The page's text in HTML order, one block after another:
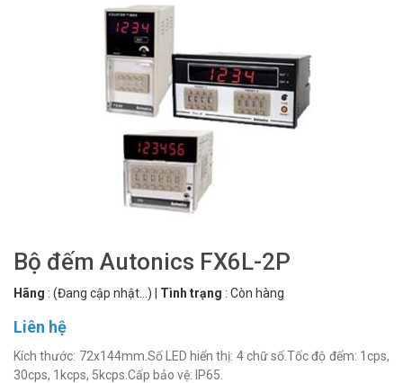
Bộ đếm Autonics FX6L-2P
Hãng : (Đang cập nhật...) Tình trạng : Còn hàng
Liên hệ
Kích thước: 72x144mm.Số LED hiển thị: 4 chữ số.Tốc độ đếm: 1cps,
30cps, 1kcps, 5kcps.Cấp bảo vệ: IP65.